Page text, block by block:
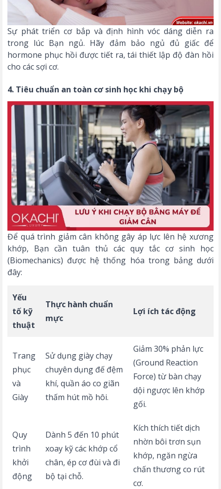
Sự phát triển cơ bắp và định hình vóc dáng diễn ra
trong lúc Bạn ngủ. Hãy đảm bảo ngủ đủ giấc để
hormone phục hồi được tiết ra, tái thiết lập độ đàn hồi
cho các sợi cơ.
4. Tiêu chuẩn an toàn cơ sinh học khi chạy bộ
Để quá trình giảm cân không gây áp lực lên hệ xương
khớp, Bạn cần tuân thủ các quy tắc cơ sinh học
(Biomechanics) được hệ thống hóa trong bảng dưới
đây:
Yếu
tố kỹ
thuật
Thực hành chuẩn
mực
Lợi ích tác động
Trang
phục
và
Giày
Sử dụng giày chạy
chuyên dụng đế đệm
khí, quần áo co giãn
thấm hút mồ hôi.
Giảm 30% phản lực
(Ground Reaction
Force) từ bàn chạy
dội ngược lên khớp
gối.
Quy
trình
khởi
động
Dành 5 đến 10 phút
xoay kỹ các khớp cổ
chân, ép cơ đùi và đi
bộ tại chỗ.
Kích thích tiết dịch
nhờn bôi trơn sụn
khớp, ngăn ngừa
chấn thương co rút
cơ.